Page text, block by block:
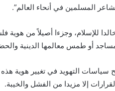
المسلمين في أنحاء العالم”.
للإسلام، وجزءا أصيلاً من هوية
أو طمس معالمها الدينية
التهويد في تغيير هوية هذه
إلا مزيدا من الفشل والخيبة.